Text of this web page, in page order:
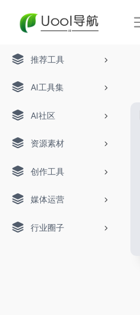
推荐工具
AI工具集
AI社区
资源素材
创作工具
媒体运营
行业圈子